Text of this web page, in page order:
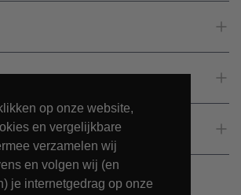
op onze website,
en vergelijkbare
verzamelen wij
en volgen wij (en
je internetgedrag op onze